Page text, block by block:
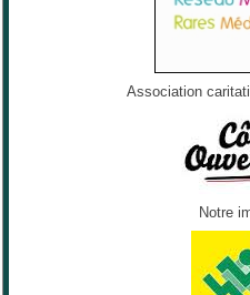
Association
Notre